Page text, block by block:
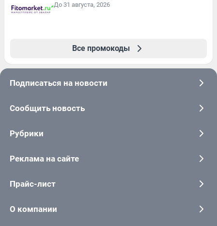
До 31 августа, 2026
Все промокоды
Подписаться на новости
Сообщить новость
Рубрики
Реклама на сайте
Прайс-лист
О компании